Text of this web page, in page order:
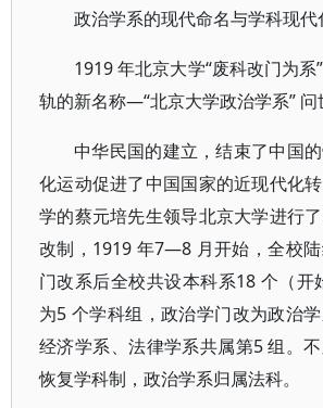
政治学系的现代命名与学科现代
1919 年北京大学“废科改门为
轨的新名称—“北京大学政治学系” 问
中华民国的建立，结束了中国
化运动促进了中国国家的近现代化
学的蔡元培先生领导北京大学进行
改制，1919 年7—8 月开始，全校
门改系后全校共设本科系18 个（开
为5 个学科组，政治学门改为政治学
经济学系、法律学系共属第5 组。
恢复学科制，政治学系归属法科。